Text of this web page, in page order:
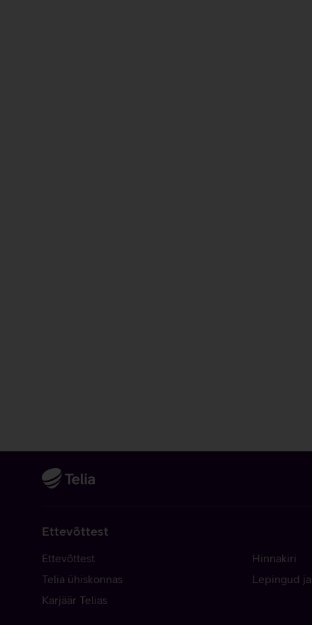
Ettevõttest
Ettevõttest
Telia ühiskonnas
Karjäär Telias
Hinnakiri
Lepingud